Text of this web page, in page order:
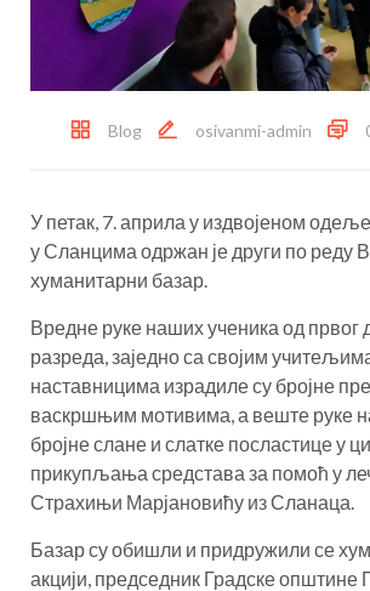
Blog osivanmi-admin
У петак, 7. априла у издвојеном
у Сланцима одржан је други по реду
хуманитарни базар.
Вредне руке наших ученика од првог
разреда, заједно са својим
наставницима израдиле су бројне
васкршњим мотивима, а веште руке
бројне слане и слатке посластице у
прикупљања средстава за помоћ у
Страхињи Марјановићу из Сланаца.
Базар су обишли и придружили се
акцији, председник Градске општине